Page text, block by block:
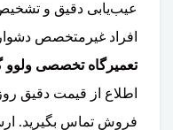
عیب‌یابی دقیق و
افراد غیرمتخصص
تعمیرگاه تخصصی ولوو
اطلاع از قیمت دقیق
فروش تماس بگیرید.